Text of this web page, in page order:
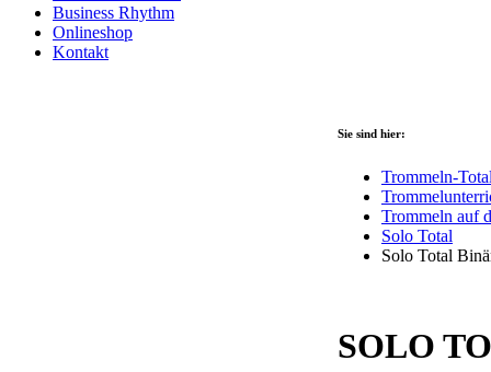
Business Rhythm
Onlineshop
Kontakt
Sie sind hier:
Trommeln-
Trommeln auf
Solo Total
Solo Total
SOLO